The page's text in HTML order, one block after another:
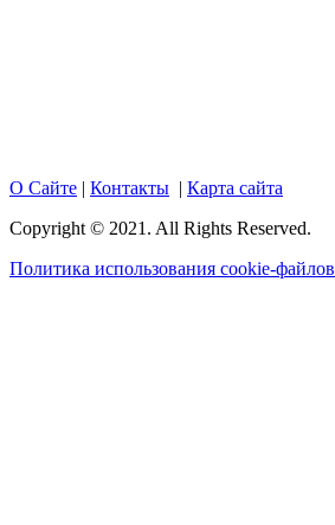
О Сайте | Контакты | Карта сайта
Copyright © 2021. All Rights Reserved.
Политика использования cookie-файлов